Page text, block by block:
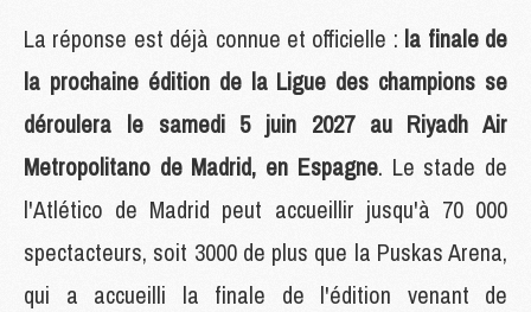
La réponse est déjà connue et officielle : la finale de
la prochaine édition de la Ligue des champions se
déroulera le samedi 5 juin 2027 au Riyadh Air
Metropolitano de Madrid, en Espagne. Le stade de
l'Atlético de Madrid peut accueillir jusqu'à 70 000
spectacteurs, soit 3000 de plus que la Puskas Arena,
qui a accueilli la finale de l'édition venant de